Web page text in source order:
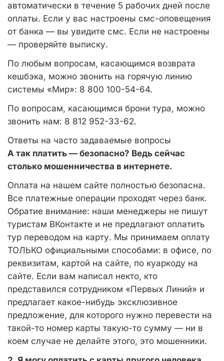
автоматически в течение 5 рабочих дней после
оплаты. Если у вас настроены смс-оповещения
от банка — вы увидите смс. Если не настроены
— проверяйте выписку.
По любым вопросам, касающимся возврата
кешбэка, можно звонить на горячую линию
системы «Мир»: 8 800 100-54-64.
По вопросам, касающимся брони тура, можно
звонить нам: 8 812 952-33-62.
Ответы на часто задаваемые вопросы
А так платить — безопасно? Ведь сейчас
столько мошенничества в интернете.
Оплата на нашем сайте полностью безопасна.
Все платежные операции проходят через банк.
Обратие внимание: наши менеджеры не пишут
туристам ВКонтакте и не предлагают оплатить
тур переводом на карту. Мы принимаем оплату
ТОЛЬКО официальными способами: в офисе, по
реквизитам, картой на сайте, по куаркоду на
сайте. Если вам написал некто, кто
представился сотрудником «Первых Линий» и
предлагает какое-нибудь эксклюзивное
предложение, для которого нужно перевести на
такой-то номер карты такую-то сумму — ни в
коем случае не делайте этого, это мошенники.